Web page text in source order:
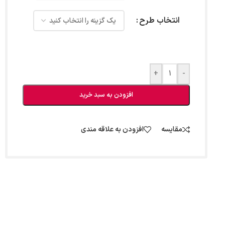
انتخاب طرح
-
+
افزودن به سبد خرید
مقایسه افزودن به علاقه مندی